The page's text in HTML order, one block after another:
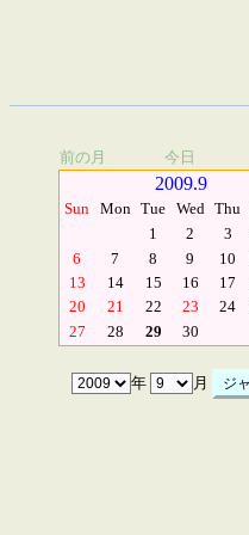
前の月 今日
2009.9
Sun Mon Tue Wed Thu
1
2 3
6
7 8 9 10
13
14 15 16 17
20
21 22 23 24
27
28 29 30
年 月